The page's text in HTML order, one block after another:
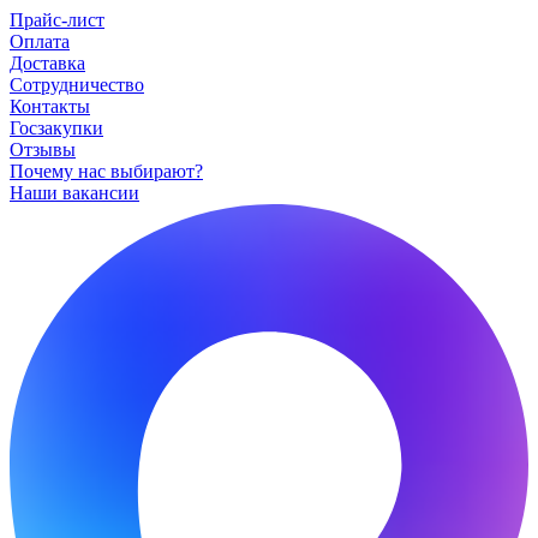
Прайс-лист
Оплата
Доставка
Сотрудничество
Контакты
Госзакупки
Отзывы
Почему нас выбирают?
Наши вакансии